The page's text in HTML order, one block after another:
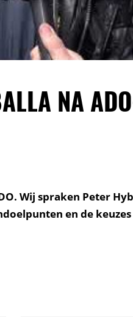
NA
Wij spraken Peter
en de